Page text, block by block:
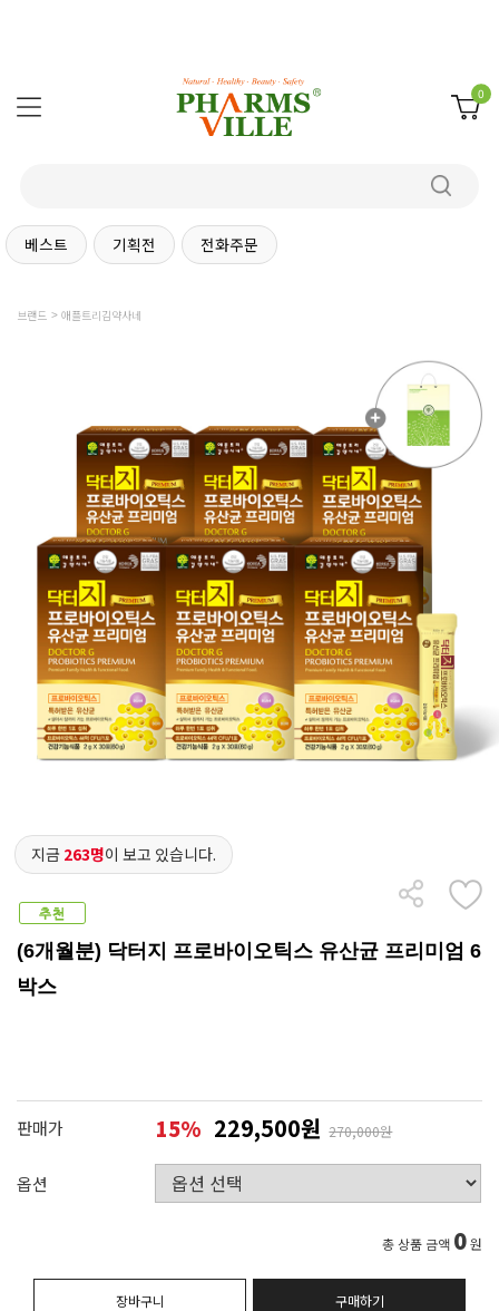
0
베스트 기획전 전화주문
브랜드 애플트리김약사네
지금 263명이 보고 있습니다.
(6개월분) 닥터지 프로바이오틱스 유산균 프리미엄 6
박스
판매가 15% 229,500원 270,000원
옵션
총 상품 금액 0원
장바구니 구매하기